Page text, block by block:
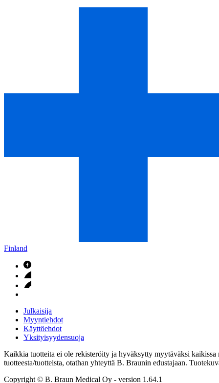
Finland
Julkaisija
Myyntiehdot
Käyttöehdot
Yksityisyydensuoja
Kaikkia tuotteita ei ole rekisteröity ja hyväksytty myytäväksi kaikissa
tuotteesta/tuotteista, otathan yhteyttä B. Braunin edustajaan.
Copyright © B. Braun Medical Oy - version 1.64.1